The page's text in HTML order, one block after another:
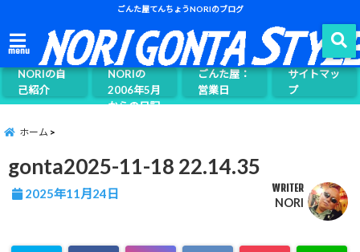
ごんた屋てんちょうNORIのブログ
menu
NORIの自
己紹介
ごんた屋て
んちょう
NORIの
2006年5月
からの日記
ごんた屋：
営業日
サイトマッ
プ
ホーム
gonta2025-11-18 22.14.35
2025年11月24日 WRITER
NORI